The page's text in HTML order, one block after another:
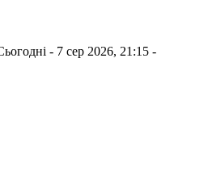
- 7 сер 2026, 21:15 -